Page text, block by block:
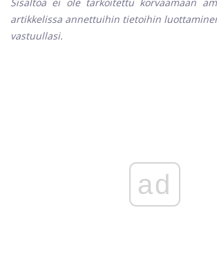
artikkelissa annettuihin tietoihin
vastuullasi.
ad